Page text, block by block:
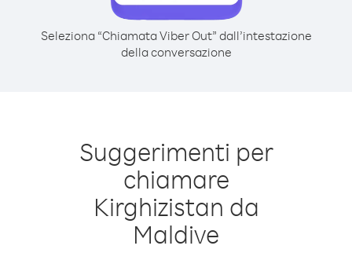
Seleziona “Chiamata Viber Out” dall’intestazione
della conversazione
Suggerimenti per
chiamare
Kirghizistan da
Maldive